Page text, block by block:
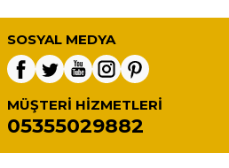
SOSYAL MEDYA
MÜŞTERI HIZMETLERI
05355029882